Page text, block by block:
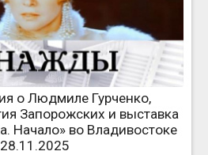
о Людмиле Гурченко,
Запорожских и выставка
Начало» во Владивостоке
28.11.2025